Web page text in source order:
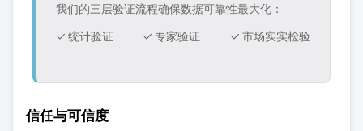
我们的三层验证流程确保数据可靠性最大化：
✓ 统计验证
✓ 专家验证 ✓ 市场实实检验
信任与可信度